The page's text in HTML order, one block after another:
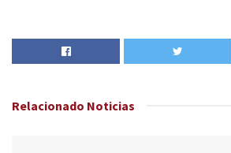
Relacionado Noticias